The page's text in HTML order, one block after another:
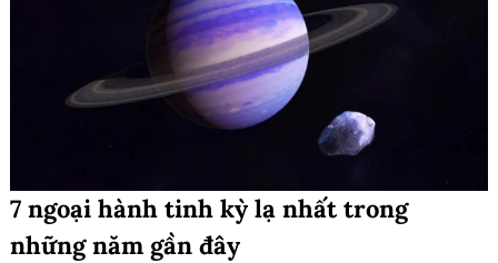
7 ngoại hành tinh kỳ lạ nhất trong
những năm gần đây